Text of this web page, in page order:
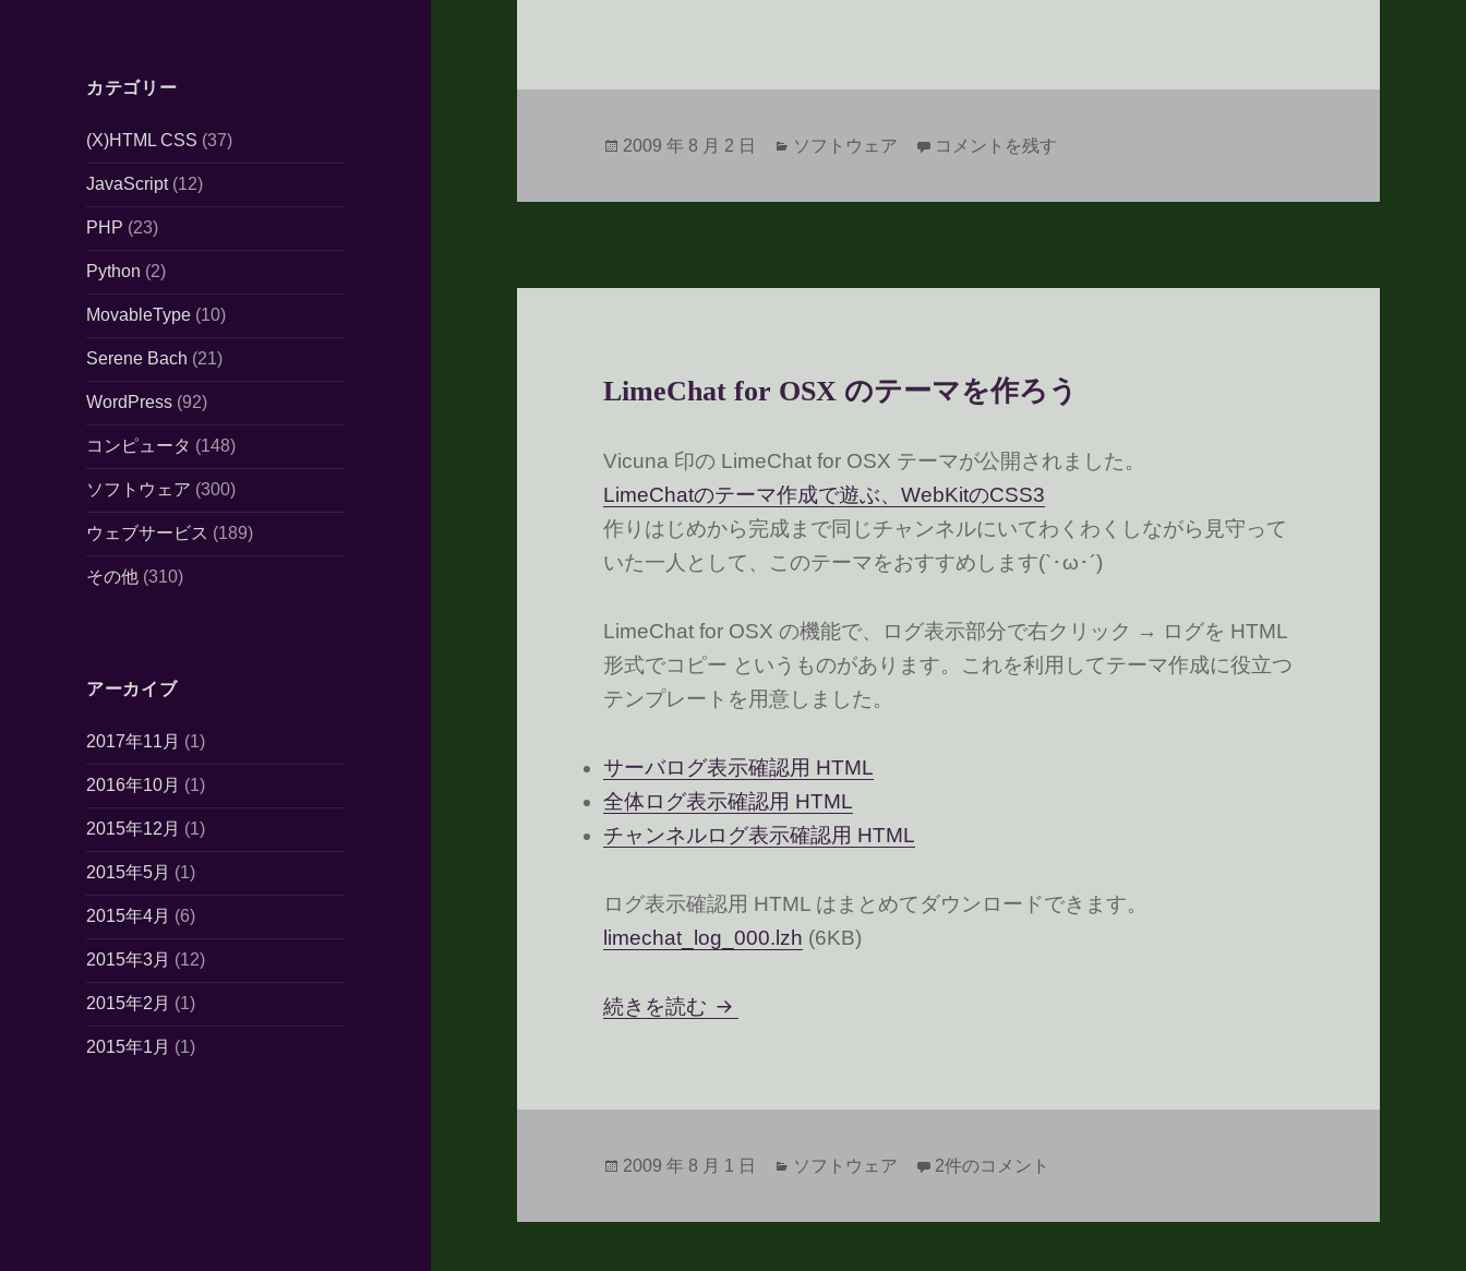
カテゴリー
(X)HTML CSS (37)
JavaScript(12)
PHP (23)
Python (2)
MovableType (10)
Serene Bach (21)
WordPress (92)
コンピュータ (148)
ソフトウェア (300)
ウェブサービス (189)
その他 (310)
アーカイブ
2017年11月 (1)
2016年10月 (1)
2015年12月 (1)
2015年5月 (1)
2015年4月 (6)
2015年3月 (12)
2015年2月 (1)
2015年1月 (1)
投
2009 年 8 月 2 日
カ
ソフトウェア Google Notifier のアイコン差し替え に
コメントを残す
LimeChat for OSX のテーマを作ろう
Vicuna 印の LimeChat for OSX テーマが公開されました。
LimeChatのテーマ作成で遊ぶ、WebKitのCSS3
作りはじめから完成まで同じチャンネルにいてわくわくしながら見守って
いた一人として、このテーマをおすすめします(`･ω･´)ゞ
LimeChat for OSX の機能で、ログ表示部分で右クリック → ログを HTML
形式でコピー というものがあります。これを利用してテーマ作成に役立つ
テンプレートを用意しました。
サーバログ表示確認用 HTML
全体ログ表示確認用 HTML
チャンネルログ表示確認用 HTML
ログ表示確認用 HTML はまとめてダウンロードできます。
limechat_log_000.lzh (6KB)
続きを読む LimeChat for OSX のテーマを作ろう
投
2009 年 8 月 1 日
カ
ソフトウェア LimeChat for OSX のテーマを作ろう への
2件のコメント